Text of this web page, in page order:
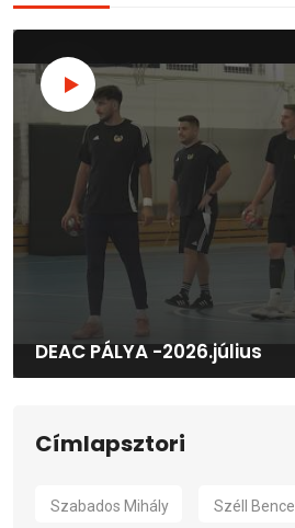
DEAC PÁLYA -2026.július
Címlapsztori
Szabados Mihály Széll Bence